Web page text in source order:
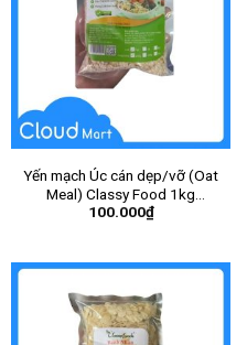
Yến mạch Úc cán dẹp/vỡ (Oat
Meal) Classy Food 1kg
(10gói/thùng) – Gói
100.000₫